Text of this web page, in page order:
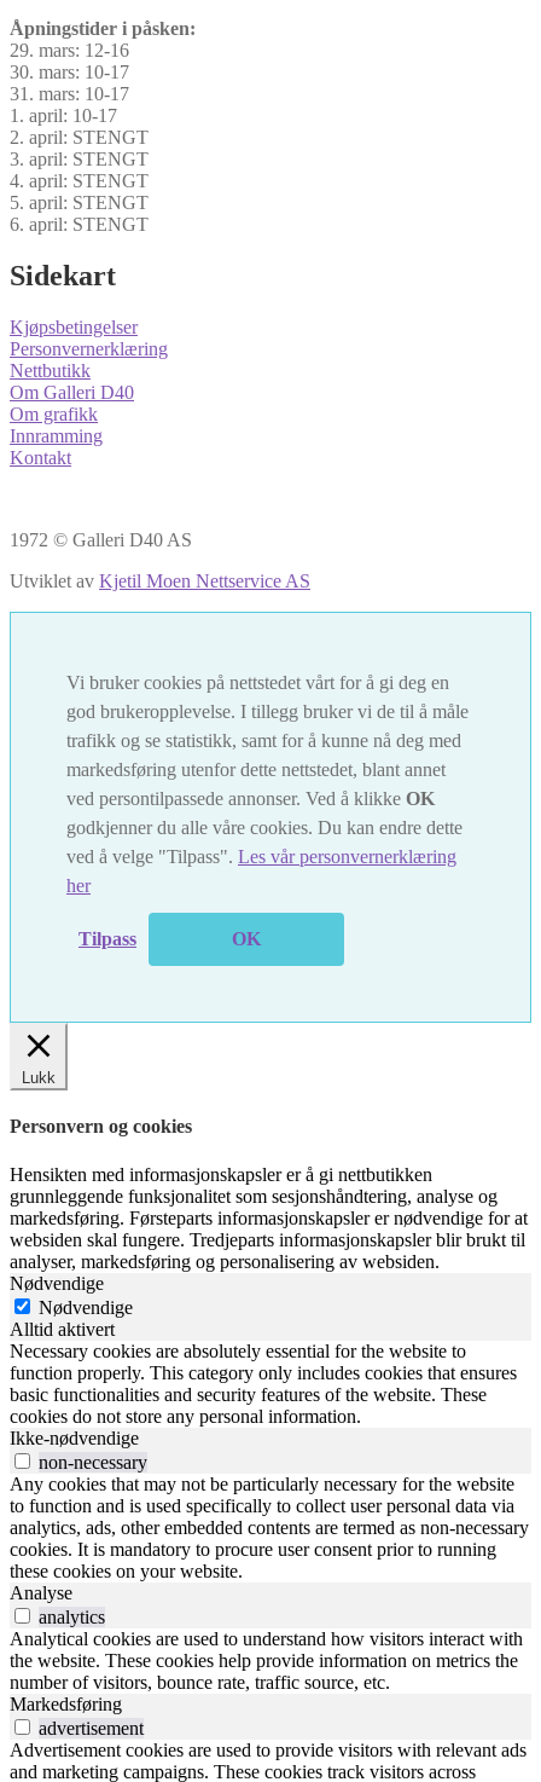
Åpningstider i påsken:
29. mars: 12-16
30. mars: 10-17
31. mars: 10-17
1. april: 10-17
2. april: STENGT
3. april: STENGT
4. april: STENGT
5. april: STENGT
6. april: STENGT
Sidekart
Kjøpsbetingelser
Personvernerklæring
Nettbutikk
Om Galleri D40
Om grafikk
Innramming
Kontakt
1972 © Galleri D40 AS
Utviklet av Kjetil Moen Nettservice AS
Vi bruker cookies på nettstedet vårt for å gi deg en
god brukeropplevelse. I tillegg bruker vi de til å måle
trafikk og se statistikk, samt for å kunne nå deg med
markedsføring utenfor dette nettstedet, blant annet
ved persontilpassede annonser. Ved å klikke OK
godkjenner du alle våre cookies. Du kan endre dette
ved å velge "Tilpass". Les vår personvernerklæring
her
Tilpass OK
Lukk
Personvern og cookies
Hensikten med informasjonskapsler er å gi nettbutikken
grunnleggende funksjonalitet som sesjonshåndtering, analyse og
markedsføring. Førsteparts informasjonskapsler er nødvendige for at
websiden skal fungere. Tredjeparts informasjonskapsler blir brukt til
analyser, markedsføring og personalisering av websiden.
Nødvendige
Nødvendige
Alltid aktivert
Necessary cookies are absolutely essential for the website to
function properly. This category only includes cookies that ensures
basic functionalities and security features of the website. These
cookies do not store any personal information.
Ikke-nødvendige
non-necessary
Any cookies that may not be particularly necessary for the website
to function and is used specifically to collect user personal data via
analytics, ads, other embedded contents are termed as non-necessary
cookies. It is mandatory to procure user consent prior to running
these cookies on your website.
Analyse
analytics
Analytical cookies are used to understand how visitors interact with
the website. These cookies help provide information on metrics the
number of visitors, bounce rate, traffic source, etc.
Markedsføring
advertisement
Advertisement cookies are used to provide visitors with relevant ads
and marketing campaigns. These cookies track visitors across